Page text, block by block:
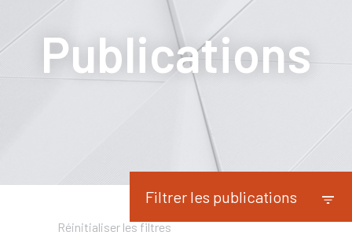
Publications
Filtrer les publications
Réinitialiser les filtres